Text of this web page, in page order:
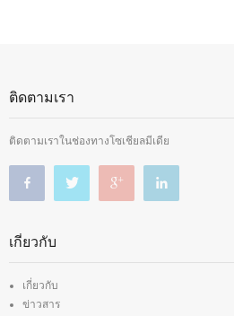
ติดตามเรา
ติดตามเราในช่องทางโซเชียลมีเดีย
เกี่ยวกับ
เกี่ยวกับ
ข่าวสาร